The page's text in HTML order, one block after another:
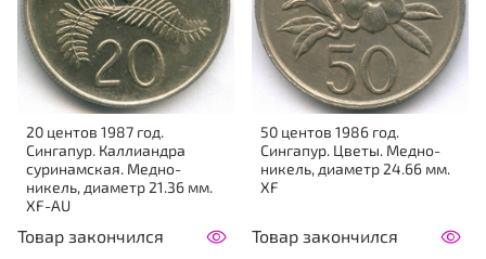
20 центов 1987 год.
Сингапур. Каллиандра
суринамская. Медно-
никель, диаметр 21.36 мм.
XF-AU
Товар закончился
50 центов 1986 год.
Сингапур. Цветы. Медно-
никель, диаметр 24.66 мм.
XF
Товар закончился